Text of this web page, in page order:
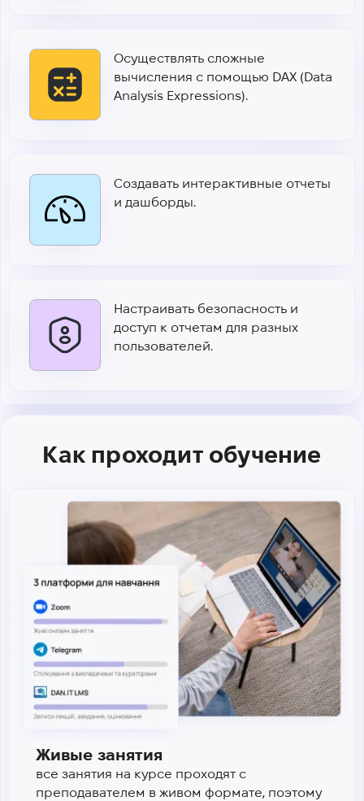
Осуществлять сложные
вычисления с помощью DAX (Data
Analysis Expressions).
Создавать интерактивные отчеты
и дашборды.
Настраивать безопасность и
доступ к отчетам для разных
пользователей.
Как проходит обучение
Живые занятия
все занятия на курсе проходят с
преподавателем в живом формате, поэтому